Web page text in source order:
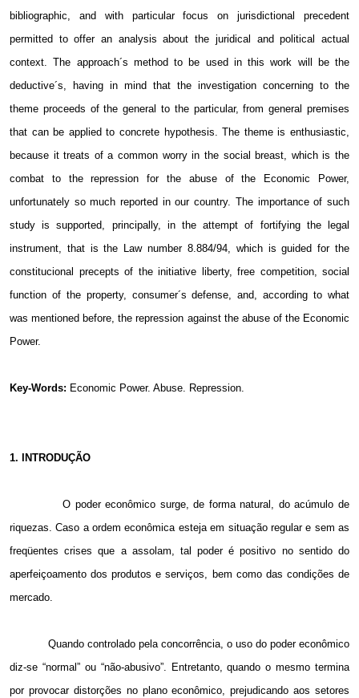
bibliographic, and with particular focus on jurisdictional precedent
permitted to offer an analysis about the juridical and political actual
context. The approach´s method to be used in this work will be the
deductive´s, having in mind that the investigation concerning to the
theme proceeds of the general to the particular, from general premises
that can be applied to concrete hypothesis. The theme is enthusiastic,
because it treats of a common worry in the social breast, which is the
combat to the repression for the abuse of the Economic Power,
unfortunately so much reported in our country. The importance of such
study is supported, principally, in the attempt of fortifying the legal
instrument, that is the Law number 8.884/94, which is guided for the
constitucional precepts of the initiative liberty, free competition, social
function of the property, consumer´s defense, and, according to what
was mentioned before, the repression against the abuse of the Economic
Power.
Key-Words: Economic Power. Abuse. Repression.
1. INTRODUÇÃO
O poder econômico surge, de forma natural, do acúmulo de
riquezas. Caso a ordem econômica esteja em situação regular e sem as
freqüentes crises que a assolam, tal poder é positivo no sentido do
aperfeiçoamento dos produtos e serviços, bem como das condições de
mercado.
Quando controlado pela concorrência, o uso do poder econômico
diz-se “normal” ou “não-abusivo”. Entretanto, quando o mesmo termina
por provocar distorções no plano econômico, prejudicando aos setores